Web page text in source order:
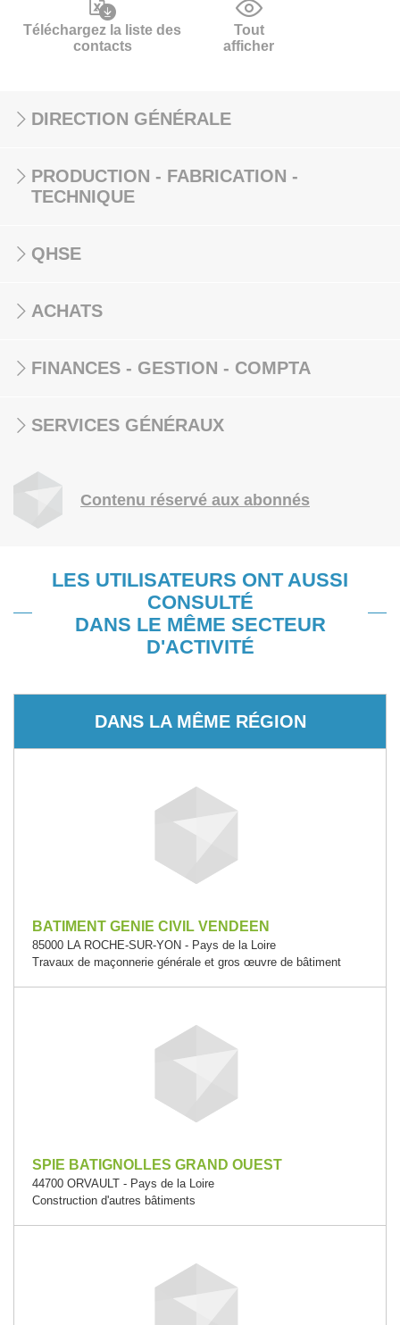
Téléchargez la liste des
contacts
Tout
afficher
DIRECTION GÉNÉRALE
PRODUCTION - FABRICATION -
TECHNIQUE
QHSE
ACHATS
FINANCES - GESTION - COMPTA
SERVICES GÉNÉRAUX
Contenu réservé aux abonnés
LES UTILISATEURS ONT AUSSI
CONSULTÉ
DANS LE MÊME SECTEUR
D'ACTIVITÉ
DANS LA MÊME RÉGION
BATIMENT GENIE CIVIL VENDEEN
85000 LA ROCHE-SUR-YON - Pays de la Loire
Travaux de maçonnerie générale et gros œuvre de bâtiment
SPIE BATIGNOLLES GRAND OUEST
44700 ORVAULT - Pays de la Loire
Construction d'autres bâtiments